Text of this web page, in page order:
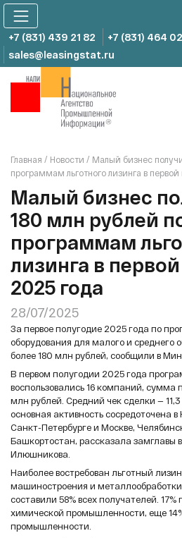
Skip
content
+7 (831) 439 21 82
+7 (831) 464
sales@leasingstat.ru
Главная / Новости / Малый бизнес
программам льготного лизинга в первой
Малый бизнес
180 млн рублей
программам
лизинга в
2025 года
28/07/2025
За первое полугодие 2025 года по
оборудования для малого и среднего
более 180 млн рублей, сообщили в
В первом полугодии 2025 года
воспользовались 16 компаний, сумма
млн рублей. Средний чек сделки —
основная активность сосредоточена
Санкт-Петербурге и Москве,
Башкортостан, рассказала замглавы
Илюшникова.
Наиболее востребован льготный
машиностроения и
составили 58% всех получателей.
химической промышленности, еще
промышленности.